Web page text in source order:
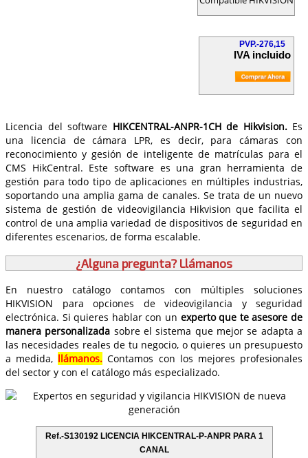
PVP.-276,15
IVA incluido
Licencia del software HIKCENTRAL-ANPR-1CH de Hikvision. Es
una licencia de cámara LPR, es decir, para cámaras con
reconocimiento y gesión de inteligente de matrículas para el
CMS HikCentral. Este software es una gran herramienta de
gestión para todo tipo de aplicaciones en múltiples industrias,
soportando una amplia gama de canales. Se trata de un nuevo
sistema de gestión de videovigilancia Hikvision que facilita el
control de una amplia variedad de dispositivos de seguridad en
diferentes escenarios, de forma escalable.
¿Alguna pregunta? Llámanos
En nuestro catálogo contamos con múltiples soluciones
HIKVISION para opciones de videovigilancia y seguridad
electrónica. Si quieres hablar con un experto que te asesore de
manera personalizada sobre el sistema que mejor se adapta a
las necesidades reales de tu negocio, o quieres un presupuesto
a medida, llámanos. Contamos con los mejores profesionales
del sector y con el catálogo más especializado.
Ref.-S130192 LICENCIA HIKCENTRAL-P-ANPR PARA 1
CANAL